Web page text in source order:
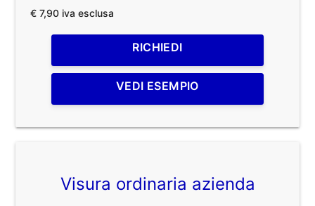
€ 7,90 iva esclusa
RICHIEDI
VEDI ESEMPIO
Visura ordinaria azienda